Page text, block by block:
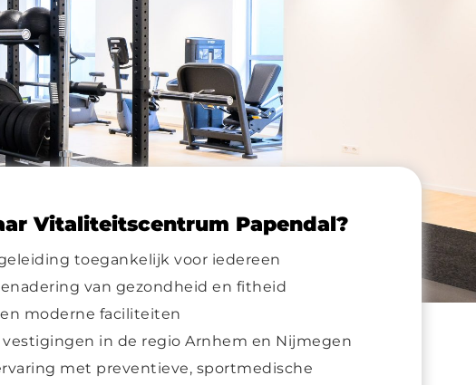
Vitaliteitscentrum Papendal?
toegankelijk voor iedereen
van gezondheid en fitheid
moderne faciliteiten
in de regio Arnhem en Nijmegen
met preventieve, sportmedische